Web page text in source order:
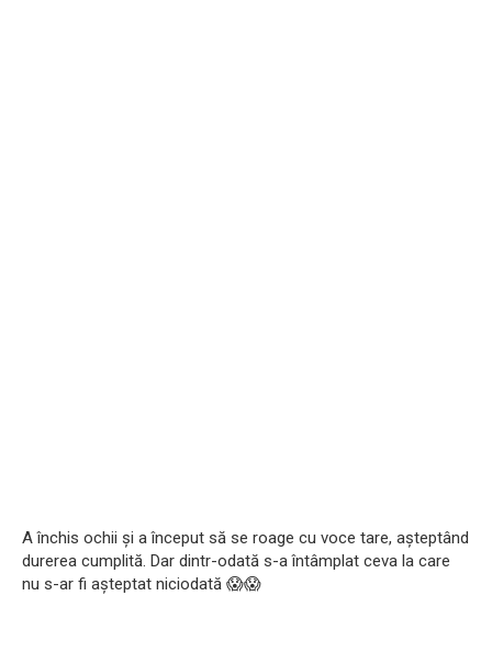
A închis ochii și a început să se roage cu voce tare, așteptând
durerea cumplită. Dar dintr-odată s-a întâmplat ceva la care
nu s-ar fi așteptat niciodată 😱😱